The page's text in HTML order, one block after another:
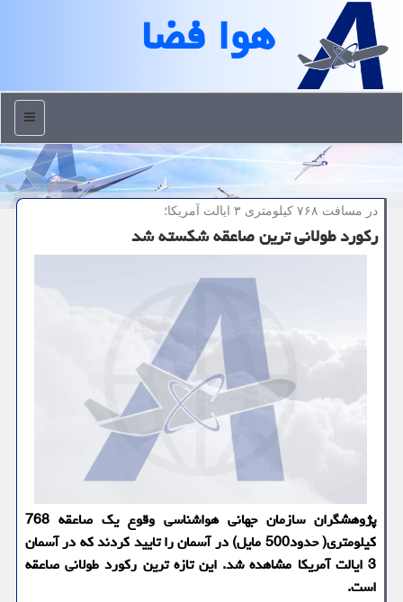
هوا فضا
منو
در مسافت ۷۶۸ كیلومتری ۳ ایالت آمریكا؛
رکورد طولانی ترین صاعقه شکسته شد
پژوهشگران سازمان جهانی هواشناسی وقوع یک صاعقه 768
کیلومتری( حدود500 مایل) در آسمان را تایید کردند که در آسمان
3 ایالت آمریکا مشاهده شد. این تازه ترین رکورد طولانی صاعقه
است.